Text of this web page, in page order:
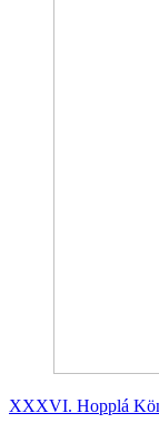
XXXVI. Hopplá